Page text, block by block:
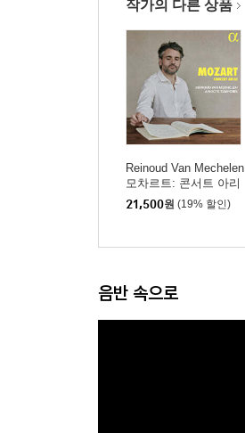
작가의 다른 상품
Reinoud Van Mechelen
모차르트: 콘서트 아리
아 (Mozart: Concert Ari
as)
21,500원 (19% 할인)
음반 속으로